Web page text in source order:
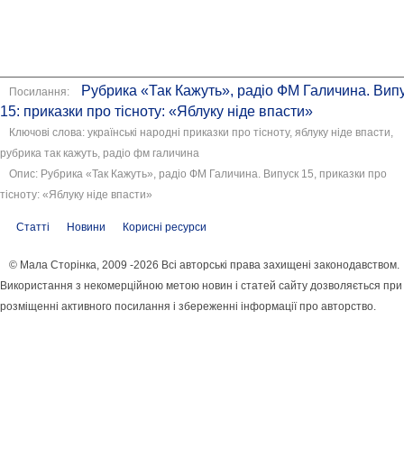
Посилання:
Рубрика «Так Кажуть», радіо ФМ Галичина.
15: приказки про тісноту: «Яблуку ніде впасти»
Ключові слова: українські народні приказки про тісноту, яблуку ніде впасти,
рубрика так кажуть, радіо фм галичина
Опис: Рубрика «Так Кажуть», радіо ФМ Галичина. Випуск 15, приказки про
тісноту: «Яблуку ніде впасти»
Статті Новини Корисні ресурси
© Мала Сторінка, 2009 -2026 Всі авторські права захищені законодавством.
Використання з некомерційною метою новин і статей сайту дозволяється при
розміщенні активного посилання і збереженні інформації про авторство.